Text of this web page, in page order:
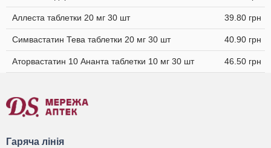
Аллеста таблетки 20 мг 30 шт 39.80 грн
Симвастатин Тева таблетки 20 мг 30 шт 40.90 грн
Аторвастатин 10 Ананта таблетки 10 мг 30 шт 46.50 грн
Гаряча лінія